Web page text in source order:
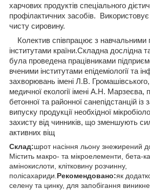
харчових продуктів спеціального
профілактичних засобів. Використовує
чисту сировину.
Колектив співпрацює з навчальними
інститутами країни.Складна дослідна
була проведена працівниками
вченими інститутами епідеміології та
захворювань імені Л.В. Громашівського,
медичної екології імені А.Н. Марзеєва,
бетонної та районної санепідстанцій із
випуску продукції необхідної
захисту від чинників, що зменшують
активних віщ
Склад:шрот насіння льону знежирений
Містить макро- та мікроелементи, бета-
амінокислоти, клітковину розчинну,
полісахариди. Рекомендовано:як
селену та цинку, для запобігання